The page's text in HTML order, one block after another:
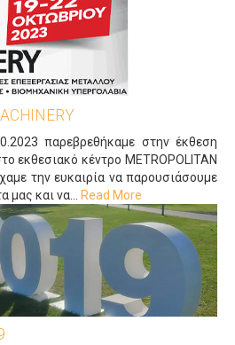
παρεβρεθήκαμε στην έκθεση
εκθεσιακό κέντρο METROPOLITAN
την ευκαιρία να παρουσιάσουμε
μας και να
Read More